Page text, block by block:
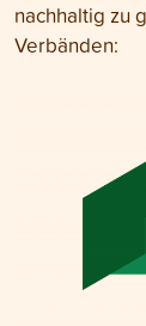
nachhaltig zu
Verbänden: